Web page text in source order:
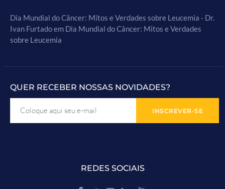
Dia Mundial do Câncer: Mitos e Verdades sobre Leucemia - Dr.
Ivan Furtadoem Dia Mundial do Câncer: Mitos e Verdades
sobre Leucemia
QUER RECEBER NOSSAS NOVIDADES?
REDES SOCIAIS